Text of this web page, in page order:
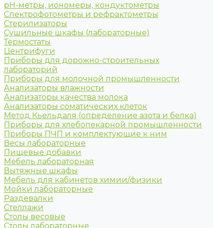
рН-метры, иономеры, кондуктометры
Спектрофотометры и рефрактометры
Стерилизаторы
Сушильные шкафы (лабораторные)
Термостаты
Центрифуги
Приборы для дорожно-строительных
лабораторий
Приборы для молочной промышленности
Анализаторы влажности
Анализаторы качества молока
Анализаторы соматических клеток
Метод Кьельдаля (определение азота и белка)
Приборы для хлебопекарной промышленности
Приборы ПЧП и комплектующие к ним
Весы лабораторные
Пищевые добавки
Мебель лабораторная
Вытяжные шкафы
Мебель для кабинетов химии/физики
Мойки лабораторные
Раздевалки
Стеллажи
Столы весовые
Столы лабораторные